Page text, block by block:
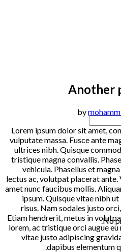
No
Another
Lorem ipsum dolor sit amet,
vulputate massa. Fusce ante
ultrices nibh. Quisque
tristique magna convallis.
vehicula. Phasellus et
lectus ac, volutpat placerat
amet nunc faucibus mollis.
ipsum. Quisque vitae nibh
risus. Nam sodales justo
Etiam hendrerit, metus in
lorem, ac tristique orci augue
vitae justo adipiscing
dapibus elementum